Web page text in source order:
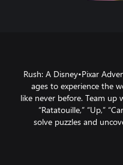
"“Rush: A Disney•Pixar
ages to experience the
like never before. Team up
“Ratatouille,” “Up,”
solve puzzles and